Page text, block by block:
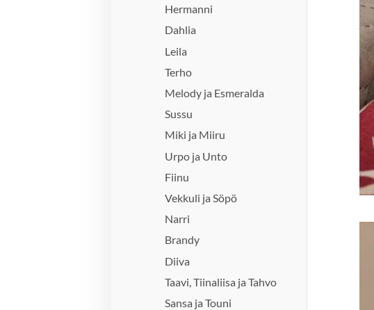
Hermanni
Dahlia
Leila
Terho
Melody ja Esmeralda
Sussu
Miki ja Miiru
Urpo ja Unto
Fiinu
Vekkuli ja Söpö
Narri
Brandy
Diiva
Taavi, Tiinaliisa ja Tahvo
Sansa ja Touni